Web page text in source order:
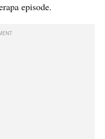
episode.